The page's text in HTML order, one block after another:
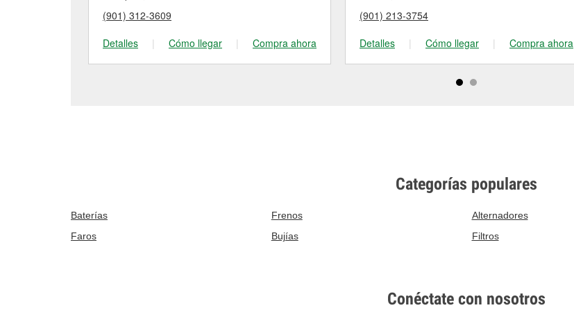
(901) 312-3609
Detalles
| Cómo llegar | Compra ahora
(901) 213-3754
Detalles
| Cómo llegar | Compra ahora
Categorías populares
Baterías Frenos Alternadores
Faros
Bujías Filtros
Conéctate con nosotros